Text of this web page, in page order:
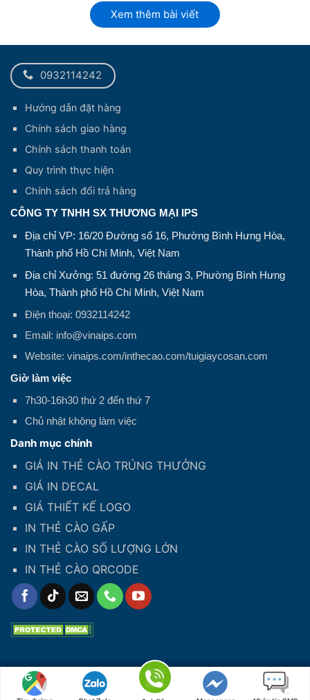
Xem thêm bài viết
0932114242
Hướng dẫn đặt hàng
Chính sách giao hàng
Chính sách thanh toán
Quy trình thực hiện
Chính sách đổi trả hàng
CÔNG TY TNHH SX THƯƠNG MẠI IPS
Địa chỉ VP: 16/20 Đường số 16, Phường Bình Hưng Hòa,
Thành phố Hồ Chí Minh, Việt Nam
Địa chỉ Xưởng: 51 đường 26 tháng 3, Phường Bình Hưng
Hòa, Thành phố Hồ Chí Minh, Việt Nam
Điện thoại: 0932114242
Email: info@vinaips.com
Website: vinaips.com/inthecao.com/tuigiaycosan.com
Giờ làm việc
7h30-16h30 thứ 2 đến thứ 7
Chủ nhật không làm việc
Danh mục chính
GIÁ IN THẺ CÀO TRÚNG THƯỞNG
GIÁ IN DECAL
GIÁ THIẾT KẾ LOGO
IN THẺ CÀO GẤP
IN THẺ CÀO SỐ LƯỢNG LỚN
IN THẺ CÀO QRCODE
Hotline: 02822077879
Copyright 2026 © CÔNG TY TNHH SX THƯƠNG MẠI IPS